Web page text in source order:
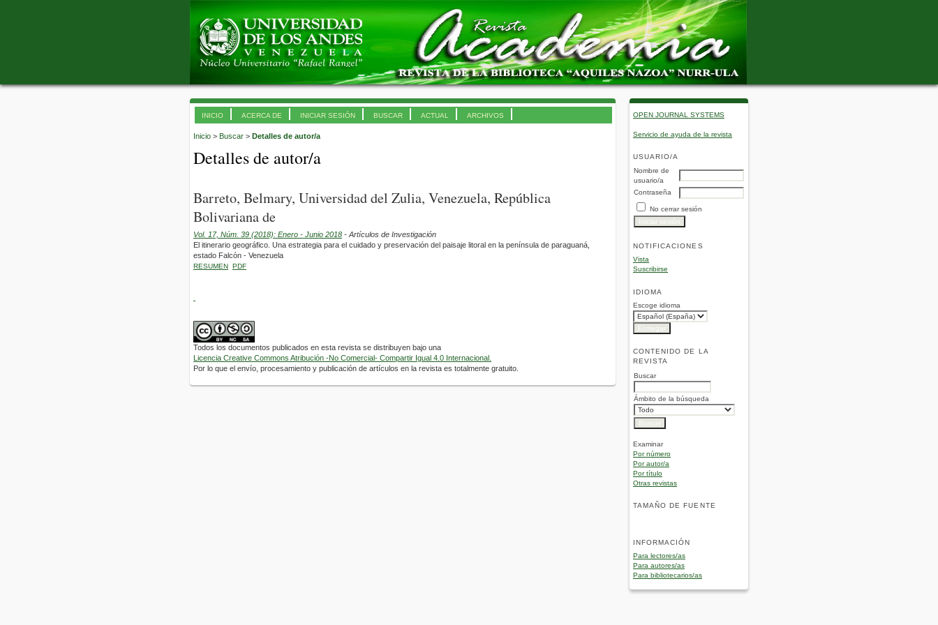
OPEN JOURNAL SYSTEMS
Servicio de ayuda de la revista
USUARIO/A
Nombre de
usuario/a
Contraseña
No cerrar sesión
NOTIFICACIONES
Vista
Suscribirse
IDIOMA
Escoge idioma
CONTENIDO DE LA
REVISTA
Buscar
Ámbito de la búsqueda
Examinar
Por número
Por autor/a
Por título
Otras revistas
TAMAÑO DE FUENTE
INFORMACIÓN
Para lectores/as
Para autores/as
Para bibliotecarios/as
INICIO ACERCA DE INICIAR SESIÓN BUSCAR ACTUAL ARCHIVOS
Inicio > Buscar > Detalles de autor/a
Detalles de autor/a
Barreto, Belmary, Universidad del Zulia, Venezuela, República
Bolivariana de
Vol. 17, Núm. 39 (2018): Enero - Junio 2018 - Artículos de Investigación
El itinerario geográfico. Una estrategia para el cuidado y preservación del paisaje litoral en la península de paraguaná,
estado Falcón - Venezuela
RESUMEN PDF
Todos los documentos publicados en esta revista se distribuyen bajo una
Licencia Creative Commons Atribución -No Comercial- Compartir Igual 4.0 Internacional.
Por lo que el envío, procesamiento y publicación de artículos en la revista es totalmente gratuito.